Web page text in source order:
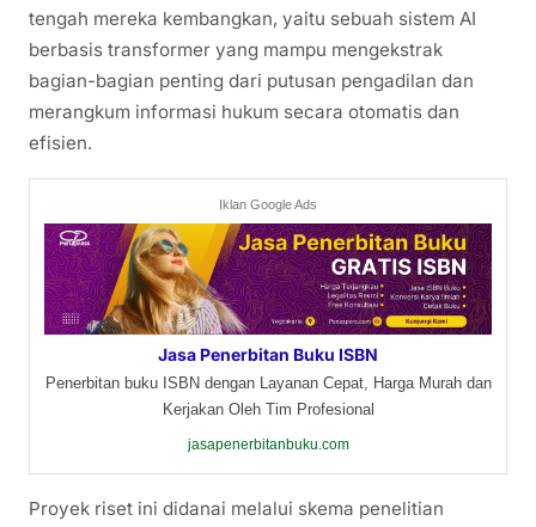
tengah mereka kembangkan, yaitu sebuah sistem AI
berbasis transformer yang mampu mengekstrak
bagian-bagian penting dari putusan pengadilan dan
merangkum informasi hukum secara otomatis dan
efisien.
Iklan Google Ads
Jasa Penerbitan Buku ISBN
Penerbitan buku ISBN dengan Layanan Cepat, Harga Murah dan
Kerjakan Oleh Tim Profesional
jasapenerbitanbuku.com
Proyek riset ini didanai melalui skema penelitian